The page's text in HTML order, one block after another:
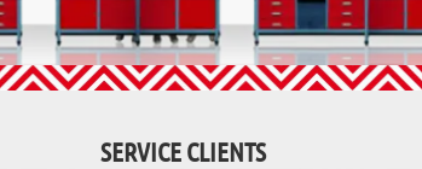
SERVICE CLIENTS